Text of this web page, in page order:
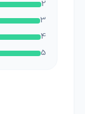
2
3
4
5